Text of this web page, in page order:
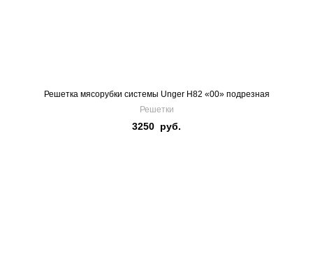
Решетка мясорубки системы Unger H82 «00» подрезная
Решетки
3250 руб.